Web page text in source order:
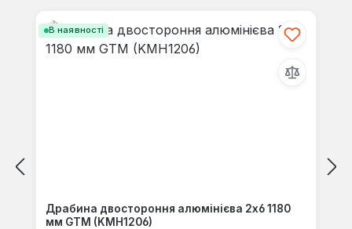
В наявності
Драбина двостороння алюмінієва 2х6 1180
мм GTM (KMH1206)